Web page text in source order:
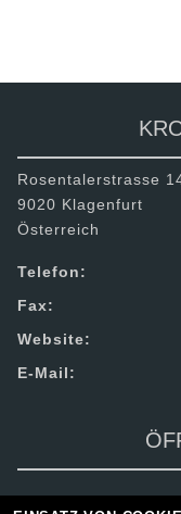
Rosentalerstrasse
9020 Klagenfurt
Österreich
Telefon:
Fax:
Website:
E-Mail: